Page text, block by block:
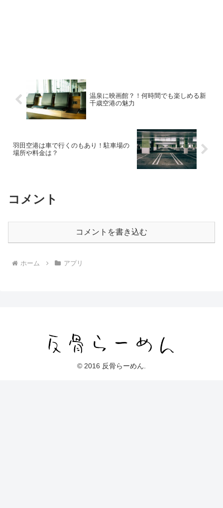
温泉に映画館？！何時間でも楽しめる新
千歳空港の魅力
羽田空港は車で行くのもあり！駐車場の
場所や料金は？
コメント
コメントを書き込む
ホーム アプリ
© 2016 反骨らーめん.